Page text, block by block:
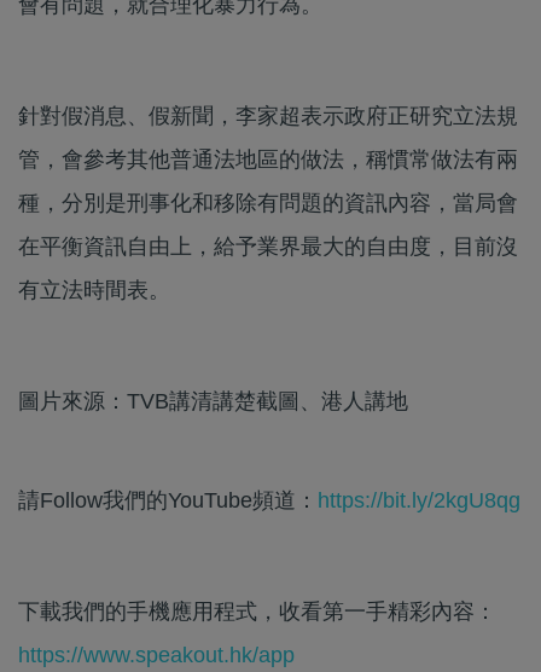
會有問題，就合理化暴力行為。
針對假消息、假新聞，李家超表示政府正研究立法規
管，會參考其他普通法地區的做法，稱慣常做法有兩
種，分別是刑事化和移除有問題的資訊內容，當局會
在平衡資訊自由上，給予業界最大的自由度，目前沒
有立法時間表。
圖片來源：TVB講清講楚截圖、港人講地
請Follow我們的YouTube頻道： https://bit.ly/2kgU8qg
下載我們的手機應用程式，收看第一手精彩內容：
https://www.speakout.hk/app